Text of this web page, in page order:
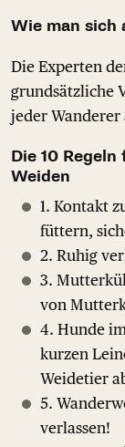
Wie man
Die Experten
grundsätzliche
jeder
Die 10
Weiden
1. Kontakt
füttern,
2. Ruhig
3.
von
4. Hunde
kurzen
Weidetier
5.
verlassen!